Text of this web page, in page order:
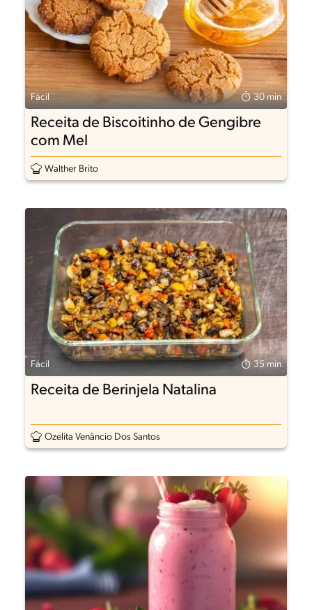
Fácil 30 min
Receita de Biscoitinho de Gengibre
com Mel
Walther Brito
Fácil 35 min
Receita de Berinjela Natalina
Ozelita Venâncio Dos Santos